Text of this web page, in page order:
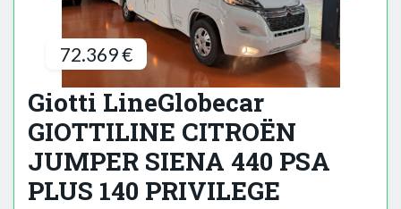
72.369 €
Giotti LineGlobecar
GIOTTILINE CITROËN
JUMPER SIENA 440 PSA
PLUS 140 PRIVILEGE